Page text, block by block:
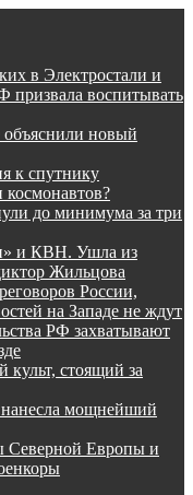
в Электростали и
призвала воспитывать
новый
к спутнику
космонавтов?
до минимума за три
и КВН. Ушла из
Жильцова
России,
на Западе не ждут
РФ захватывают
стоящий за
нанесла мощнейший
Северной Европы и